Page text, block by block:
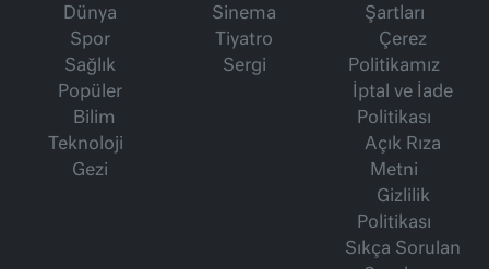
Dünya
Spor
Sağlık
Popüler
Bilim
Teknoloji
Gezi
Sinema
Tiyatro
Sergi
Şartları
Çerez
Politikamız
İptal ve İade
Politikası
Açık Rıza
Metni
Gizlilik
Politikası
Sıkça Sorulan